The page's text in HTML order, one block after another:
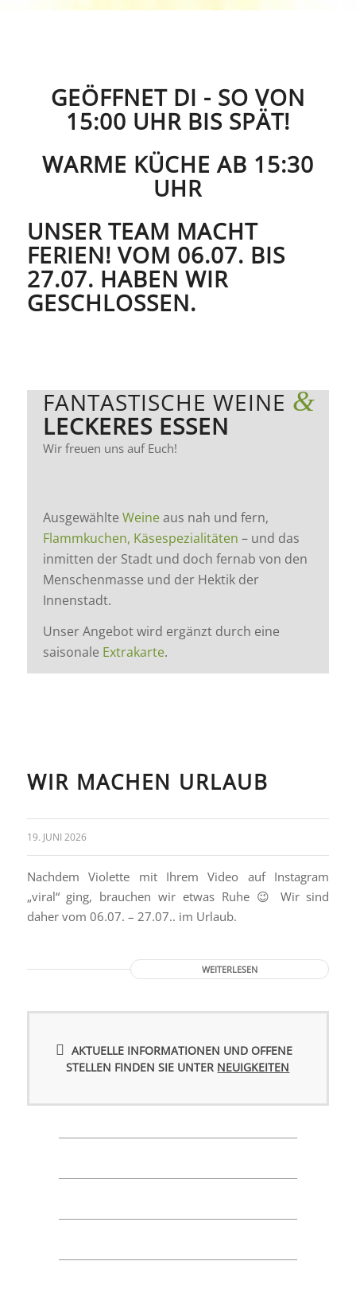
GEÖFFNET DI - SO VON
15:00 UHR BIS SPÄT!
WARME KÜCHE AB 15:30
UHR
UNSER TEAM MACHT
FERIEN! VOM 06.07. BIS
27.07. HABEN WIR
GESCHLOSSEN.
FANTASTISCHE WEINE &
LECKERES ESSEN
Wir freuen uns auf Euch!
Ausgewählte Weineaus nah und fern,
Flammkuchen, Käsespezialitäten – und das
inmitten der Stadt und doch fernab von den
Menschenmasse und der Hektik der
Innenstadt.
Unser Angebot wird ergänzt durch eine
saisonale Extrakarte.
WIR MACHEN URLAUB
19. JUNI 2026
Nachdem Violette mit Ihrem Video auf Instagram
„viral“ ging, brauchen wir etwas Ruhe 😉 Wir sind
daher vom 06.07. – 27.07.. im Urlaub.
WEITERLESEN
AKTUELLE INFORMATIONEN UND OFFENE
STELLEN FINDEN SIE UNTER NEUIGKEITEN